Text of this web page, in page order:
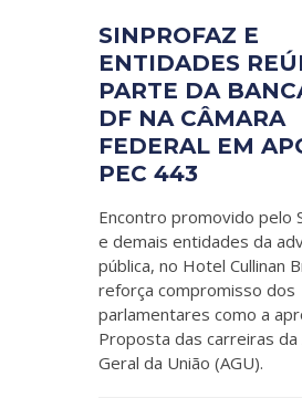
SINPROFAZ E
ENTIDADES
PARTE DA
DF NA CÂMARA
FEDERAL EM
PEC 443
Encontro promovido pelo
e demais entidades da
pública, no Hotel Cullinan
reforça compromisso dos
parlamentares como a
Proposta das carreiras da
Geral da União (AGU).